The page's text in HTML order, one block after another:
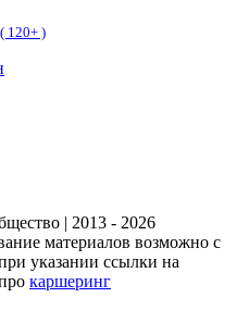
( 120+ )
| 2013 - 2026
материалов возможно с
указании ссылки на
каршеринг